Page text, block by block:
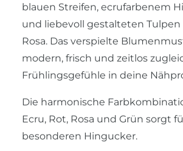
blauen Streifen, ecrufarbenem
und liebevoll gestalteten Tulpen
Rosa. Das verspielte
modern, frisch und zeitlos
Frühlingsgefühle in deine
Die harmonische
Ecru, Rot, Rosa und Grün sorgt
besonderen Hingucker.